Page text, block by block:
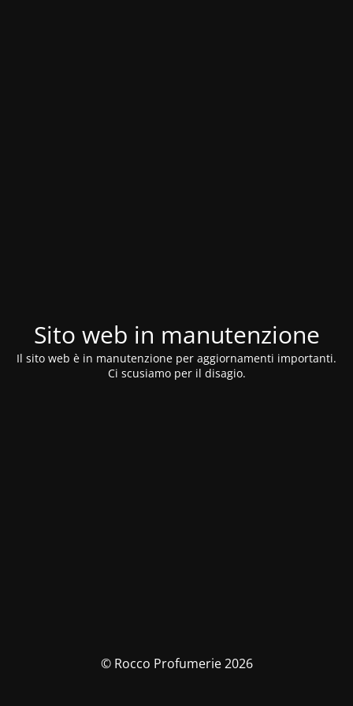
Sito web in manutenzione
Il sito web è in manutenzione per aggiornamenti importanti.
Ci scusiamo per il disagio.
© Rocco Profumerie 2026